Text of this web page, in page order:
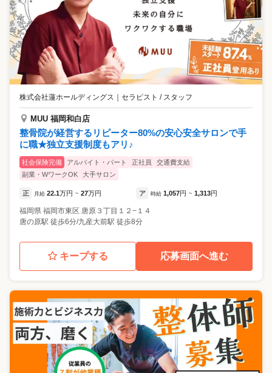
株式会社蓮ホールディングス セラピスト / スタッフ
MUU 福岡和白店
整骨院が経営するリピーター80%の安心安全サロンで手
に職★独立支援制度もアリ♪
社会保険完備 アルバイト・パート 正社員
交通費支給
副業・WワークOK
大手サロン
正 月給 22.1万円 ~ 27万円 ア 時給 1,057円 ~ 1,313円
福岡県 福岡市東区 唐原３丁目１２−１４
唐の原駅 徒歩6分/九産大前駅 徒歩8分
キープする 応募画面へ進む